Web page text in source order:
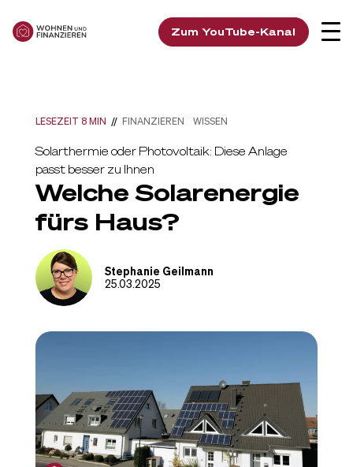
Zum YouTube-Kanal
LESEZEIT 8 MIN // FINANZIEREN WISSEN
Solarthermie oder Photovoltaik: Diese Anlage
passt besser zu Ihnen
Welche Solarenergie
fürs Haus?
Stephanie Geilmann
25.03.2025